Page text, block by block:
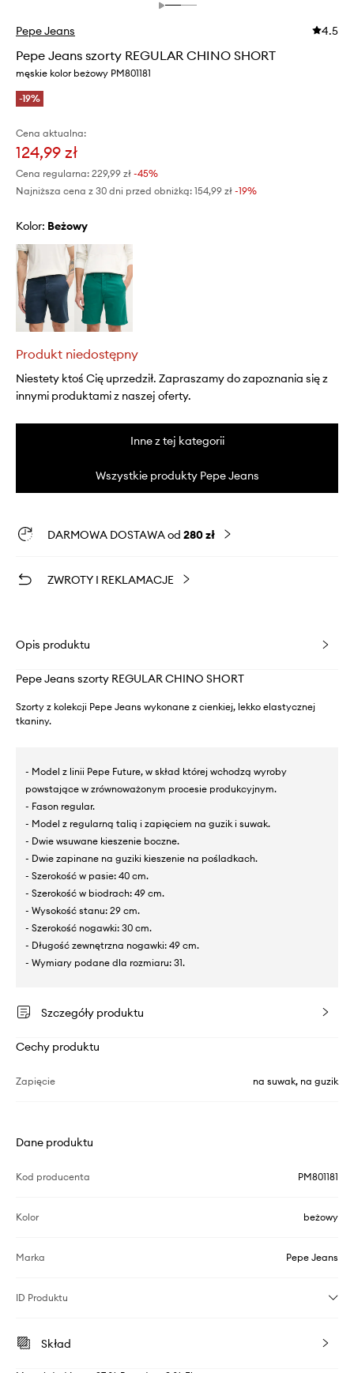
Pepe Jeans 4.5
Pepe Jeans szorty REGULAR CHINO SHORT
męskie kolor beżowy PM801181
-19%
Cena aktualna:
124,99 zł
Cena regularna: 229,99 zł -45%
Najniższa cena z 30 dni przed obniżką: 154,99 zł -19%
Kolor: beżowy
Produkt niedostępny
Niestety ktoś Cię uprzedził. Zapraszamy do zapoznania się z
innymi produktami z naszej oferty.
Inne z tej kategorii
Wszystkie produkty Pepe Jeans
DARMOWA DOSTAWA od 280 zł
ZWROTY I REKLAMACJE
Opis produktu
Pepe Jeans szorty REGULAR CHINO SHORT
Szorty z kolekcji Pepe Jeans wykonane z cienkiej, lekko elastycznej
tkaniny.
- Model z linii Pepe Future, w skład której wchodzą wyroby
powstające w zrównoważonym procesie produkcyjnym.
- Fason regular.
- Model z regularną talią i zapięciem na guzik i suwak.
- Dwie wsuwane kieszenie boczne.
- Dwie zapinane na guziki kieszenie na pośladkach.
- Szerokość w pasie: 40 cm.
- Szerokość w biodrach: 49 cm.
- Wysokość stanu: 29 cm.
- Szerokość nogawki: 30 cm.
- Długość zewnętrzna nogawki: 49 cm.
- Wymiary podane dla rozmiaru: 31.
Szczegóły produktu
Cechy produktu
Zapięcie na suwak, na guzik
Dane produktu
Kod producenta PM801181
Kolor beżowy
Marka Pepe Jeans
ID Produktu
Skład